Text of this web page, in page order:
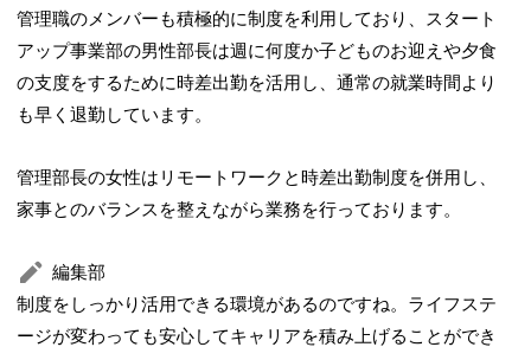
管理職のメンバーも積極的に制度を利用しており、スタート
アップ事業部の男性部長は週に何度か子どものお迎えや夕食
の支度をするために時差出勤を活用し、通常の就業時間より
も早く退勤しています。
管理部長の女性はリモートワークと時差出勤制度を併用し、
家事とのバランスを整えながら業務を行っております。
編集部
制度をしっかり活用できる環境があるのですね。ライフステ
ージが変わっても安心してキャリアを積み上げることができ